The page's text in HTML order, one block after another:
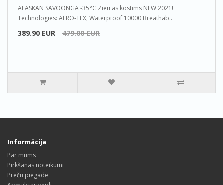
ALASKAN SAVOONGA -35°C Ziemas kostīms NEW 2021!
Technologies: AERO-TEX, Waterproof 10000 Breathab..
389.90 EUR 479.00 EUR
Informācija
Par mums
Pirkšanas noteikumi
Preču piegāde